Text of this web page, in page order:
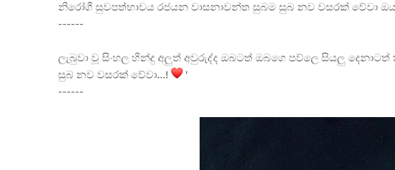
නිරෝගී සුවපත්භාවය රජයන වාසනාවන්ත සුබම සුබ නව වසරක් වේවා
------
ලැබුවා වූ සිංහල හින්දු අලුත් අවුරුද්ද ඔබටත් ඔබගෙ පව්ලෙ සියලු
සුබ නව වසරක් වේවා...!
'
------